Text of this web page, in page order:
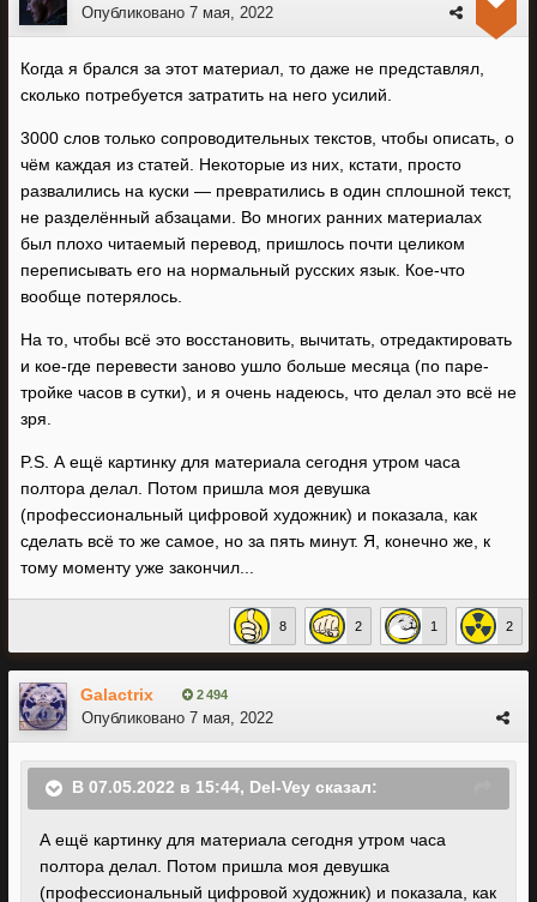
Опубликовано 7 мая, 2022
Когда я брался за этот материал, то даже не представлял,
сколько потребуется затратить на него усилий.
3000 слов только сопроводительных текстов, чтобы описать, о
чём каждая из статей. Некоторые из них, кстати, просто
развалились на куски — превратились в один сплошной текст,
не разделённый абзацами. Во многих ранних материалах
был плохо читаемый перевод, пришлось почти целиком
переписывать его на нормальный русских язык. Кое-что
вообще потерялось.
На то, чтобы всё это восстановить, вычитать, отредактировать
и кое-где перевести заново ушло больше месяца (по паре-
тройке часов в сутки), и я очень надеюсь, что делал это всё не
зря.
P.S. А ещё картинку для материала сегодня утром часа
полтора делал. Потом пришла моя девушка
(профессиональный цифровой художник) и показала, как
сделать всё то же самое, но за пять минут. Я, конечно же, к
тому моменту уже закончил...
8 2 1 2
Galactrix 2 494
Опубликовано 7 мая, 2022
В 07.05.2022 в 15:44, Del-Vey сказал:
А ещё картинку для материала сегодня утром часа
полтора делал. Потом пришла моя девушка
(профессиональный цифровой художник) и показала, как